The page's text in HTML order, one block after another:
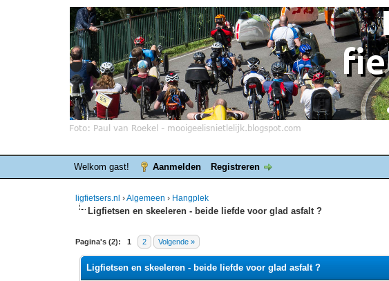
Welkom gast! Aanmelden Registreren
ligfietsers.nl ›Algemeen › Hangplek
Ligfietsen en skeeleren - beide liefde voor glad asfalt ?
Pagina's (2): 1 2 Volgende »
0 stemmen - gemiddelde waardering is 0
1
2
3
4
5
Ligfietsen en skeeleren - beide liefde voor glad asfalt ?